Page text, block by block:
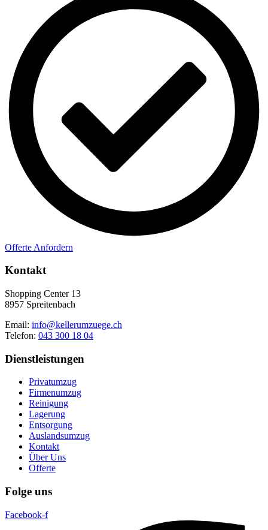
Offerte Anfordern
Kontakt
Shopping Center 13
8957 Spreitenbach
Email: info@kellerumzuege.ch
Telefon: 043 300 18 04
Dienstleistungen
Privatumzug
Firmenumzug
Reinigung
Lagerung
Entsorgung
Auslandsumzug
Kontakt
Über Uns
Offerte
Folge uns
Facebook-f